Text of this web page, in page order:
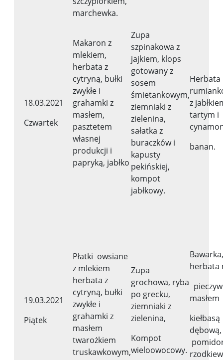
marchewka.
18.03.2021
Czwartek
Makaron z
mlekiem,
herbata z
cytryną, bułki
zwykłe i
grahamki z
masłem,
pasztetem
własnej
produkcji i
papryką, jabłko
Zupa
szpinakowa z
jajkiem, klops
gotowany z
sosem
śmietankowym,
ziemniaki z
zielenina,
sałatka z
buraczków i
kapusty
pekińskiej,
kompot
jabłkowy.
Herbata
z
tartym i
banan.
19.03.2021
Piątek
Płatki owsiane
z mlekiem
herbata z
cytryną, bułki
zwykłe i
grahamki z
masłem
twarożkiem
truskawkowym,
Zupa
grochowa, ryba
po grecku,
ziemniaki z
zielenina,
Kompot
wieloowocowy.
Bawarka,
herbata
masłem
kiełbasą
dębową,